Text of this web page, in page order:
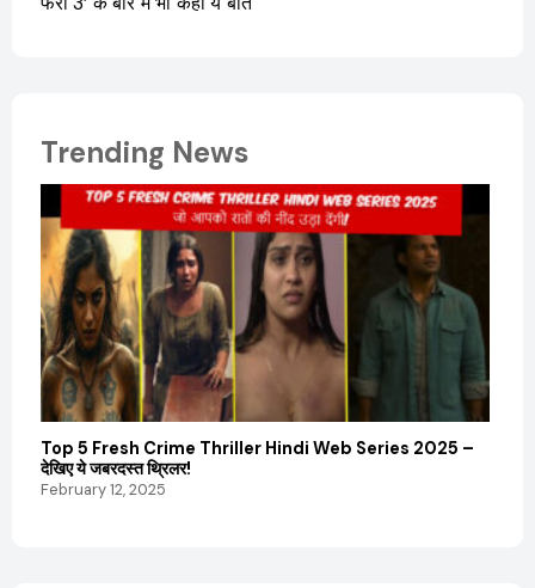
Trending News
Top 5 Fresh Crime Thriller Hindi Web Series 2025 –
देखिए ये जबरदस्त थ्रिलर!
February 12, 2025